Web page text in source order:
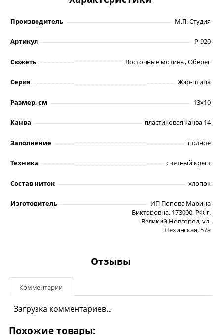
Производитель М.П. Студия
Артикул Р-920
Сюжеты Восточные мотивы, Оберег
Серия Жар-птица
Размер, см 13х10
Канва пластиковая канва 14
Заполнение полное
Техника счетный крест
Состав ниток хлопок
Изготовитель
ИП Попова Марина
Викторовна, 173000, РФ, г.
Великий Новгород, ул.
Нехинская, 57а
Отзывы
Комментарии
Загрузка комментариев...
Похожие товары: